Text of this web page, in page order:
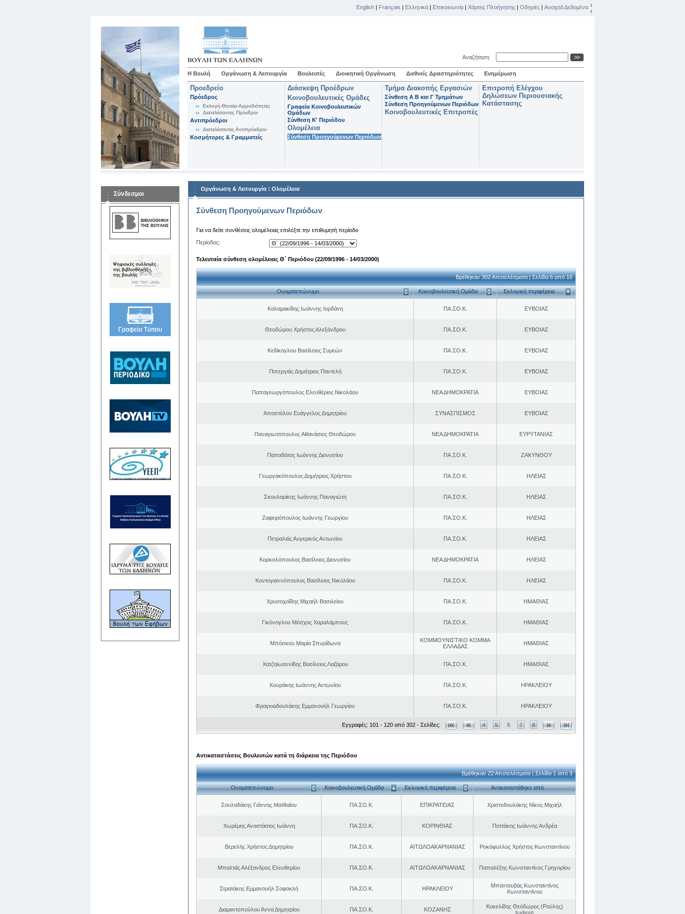
English | Français | Ελληνικά | Επικοινωνία | Χάρτης Πλοήγησης | Οδηγίες | Ανοιχτά Δεδομένα
Αναζήτηση
Η Βουλή Οργάνωση & Λειτουργία Βουλευτές Διοικητική Οργάνωση Διεθνείς Δραστηριότητες Ενημέρωση
Προεδρείο
Πρόεδρος
Εκλογή-Θητεία-Αρμοδιότητες
Διατελέσαντες Πρόεδροι
Αντιπρόεδροι
Διατελέσαντες Αντιπρόεδροι
Κοσμήτορες & Γραμματείς
Διάσκεψη Προέδρων
Κοινοβουλευτικές Ομάδες
Γραφεία Κοινοβουλευτικών
Ομάδων
Σύνθεση K' Περιόδου
Ολομέλεια
Σύνθεση Προηγούμενων Περιόδων
Τμήμα Διακοπής Εργασιών
Σύνθεση Α Β και Γ Τμημάτων
Σύνθεση Προηγούμενων Περιόδων
Κοινοβουλευτικές Επιτροπές
Επιτροπή Ελέγχου
Δηλώσεων Περιουσιακής
Κατάστασης
Σύνδεσμοι
Οργάνωση & Λειτουργία : Ολομέλεια
Σύνθεση Προηγούμενων Περιόδων
Για να δείτε συνθέσεις ολομέλειας επιλέξτε την επιθυμητή περίοδο
Περίοδος:
Τελευταία σύνθεση ολομέλειας Θ΄ Περιόδου (22/09/1996 - 14/03/2000)
Βρέθηκαν 302 Αποτελέσματα | Σελίδα 6 από 16
Ονοματεπώνυμο Κοινοβουλευτική Ομάδα Εκλογική περιφέρεια
Καλαμακίδης Ιωάννης Ιορδάνη ΠΑ.ΣΟ.Κ. ΕΥΒΟΙΑΣ
Θεοδώρου Χρήστος Αλεξάνδρου ΠΑ.ΣΟ.Κ. ΕΥΒΟΙΑΣ
Κεδίκογλου Βασίλειος Συμεών ΠΑ.ΣΟ.Κ. ΕΥΒΟΙΑΣ
Πιπεργιάς Δημήτριος Παντελή ΠΑ.ΣΟ.Κ. ΕΥΒΟΙΑΣ
Παπαγεωργόπουλος Ελευθέριος Νικολάου ΝΕΑ ΔΗΜΟΚΡΑΤΙΑ ΕΥΒΟΙΑΣ
Αποστόλου Ευάγγελος Δημητρίου ΣΥΝΑΣΠΙΣΜΟΣ ΕΥΒΟΙΑΣ
Παναγιωτόπουλος Αθανάσιος Θεοδώρου ΝΕΑ ΔΗΜΟΚΡΑΤΙΑ ΕΥΡΥΤΑΝΙΑΣ
Παπαδάτος Ιωάννης Διονυσίου ΠΑ.ΣΟ.Κ. ΖΑΚΥΝΘΟΥ
Γεωργακόπουλος Δημήτριος Χρήστου ΠΑ.ΣΟ.Κ. ΗΛΕΙΑΣ
Σκουλαρίκης Ιωάννης Παναγιώτη ΠΑ.ΣΟ.Κ. ΗΛΕΙΑΣ
Ζαφειρόπουλος Ιωάννης Γεωργίου ΠΑ.ΣΟ.Κ. ΗΛΕΙΑΣ
Πετραλιάς Αυγερινός Αντωνίου ΠΑ.ΣΟ.Κ. ΗΛΕΙΑΣ
Κορκολόπουλος Βασίλειος Διονυσίου ΝΕΑ ΔΗΜΟΚΡΑΤΙΑ ΗΛΕΙΑΣ
Κοντογιαννόπουλος Βασίλειος Νικολάου ΠΑ.ΣΟ.Κ. ΗΛΕΙΑΣ
Χρυσοχοΐδης Μιχαήλ Βασιλείου ΠΑ.ΣΟ.Κ. ΗΜΑΘΙΑΣ
Γικόνογλου Μόσχος Χαραλάμπους ΠΑ.ΣΟ.Κ. ΗΜΑΘΙΑΣ
Μπόσκου Μαρία Σπυρίδωνα
ΚΟΜΜΟΥΝΙΣΤΙΚΟ ΚΟΜΜΑ
ΕΛΛΑΔΑΣ
ΗΜΑΘΙΑΣ
Χατζηϊωαννίδης Βασίλειος Λαζάρου ΠΑ.ΣΟ.Κ. ΗΜΑΘΙΑΣ
Κουράκης Ιωάννης Αντωνίου ΠΑ.ΣΟ.Κ. ΗΡΑΚΛΕΙΟΥ
Φραγκιαδουλάκης Εμμανουήλ Γεωργίου ΠΑ.ΣΟ.Κ. ΗΡΑΚΛΕΙΟΥ
Εγγραφές: 101 - 120 από 302 - Σελίδες: 4 5 6 7 8
Αντικαταστάσεις Βουλευτών κατά τη διάρκεια της Περιόδου
Βρέθηκαν 22 Αποτελέσματα | Σελίδα 1 από 3
Ονοματεπώνυμο Κοινοβουλευτική Ομάδα Εκλογική περιφέρεια Αντικαταστάθηκε από
Σουλαδάκης Γιάννης Ματθαίου ΠΑ.ΣΟ.Κ. ΕΠΙΚΡΑΤΕΙΑΣ Χριστοδουλάκης Νίκος Μιχαήλ
Χωρέμης Αναστάσιος Ιωάννη ΠΑ.ΣΟ.Κ. ΚΟΡΙΝΘΙΑΣ Ποττάκης Ιωάννης Ανδρέα
Βερελής Χρήστος Δημητρίου ΠΑ.ΣΟ.Κ. ΑΙΤΩΛΟΑΚΑΡΝΑΝΙΑΣ Ροκόφυλλος Χρήστος Κωνσταντίνου
Μπαλτάς Αλέξανδρος Ελευθερίου ΠΑ.ΣΟ.Κ. ΑΙΤΩΛΟΑΚΑΡΝΑΝΙΑΣ Παπαλέξης Κωνσταντίνος Γρηγορίου
Στρατάκης Εμμανουήλ Σοφοκλή ΠΑ.ΣΟ.Κ. ΗΡΑΚΛΕΙΟΥ
Μπαντουβάς Κωνσταντίνος
Κωνσταντίνου
Διαμαντοπούλου Άννα Δημητρίου ΠΑ.ΣΟ.Κ. ΚΟΖΑΝΗΣ
Κοκελίδης Θεόδωρος (Ρούλης)
Ιωάννη